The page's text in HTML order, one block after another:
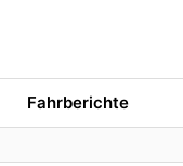
Fahrberichte